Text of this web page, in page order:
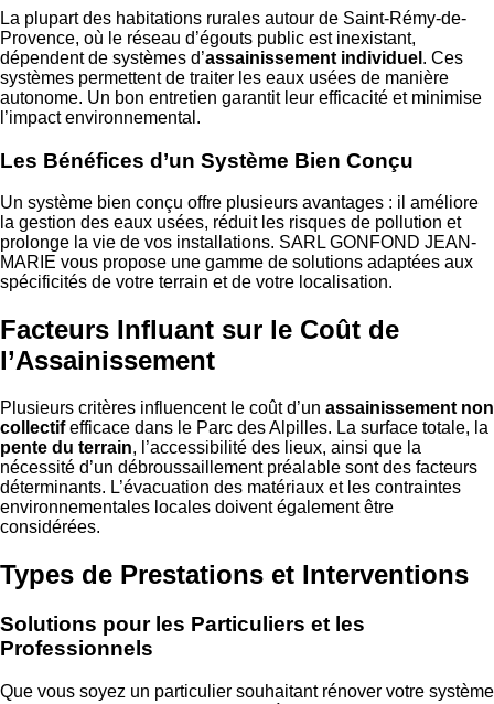
La plupart des habitations rurales autour de Saint-Rémy-de-
Provence, où le réseau d’égouts public est inexistant,
dépendent de systèmes d’assainissement individuel . Ces
systèmes permettent de traiter les eaux usées de manière
autonome. Un bon entretien garantit leur efficacité et minimise
l’impact environnemental.
Les Bénéfices d’un Système Bien Conçu
Un système bien conçu offre plusieurs avantages : il améliore
la gestion des eaux usées, réduit les risques de pollution et
prolonge la vie de vos installations. SARL GONFOND JEAN-
MARIE vous propose une gamme de solutions adaptées aux
spécificités de votre terrain et de votre localisation.
Facteurs Influant sur le Coût de
l’Assainissement
Plusieurs critères influencent le coût d’un assainissement non
collectifefficace dans le Parc des Alpilles. La surface totale, la
pente du terrain, l’accessibilité des lieux, ainsi que la
nécessité d’un débroussaillement préalable sont des facteurs
déterminants. L’évacuation des matériaux et les contraintes
environnementales locales doivent également être
considérées.
Types de Prestations et Interventions
Solutions pour les Particuliers et les
Professionnels
Que vous soyez un particulier souhaitant rénover votre système